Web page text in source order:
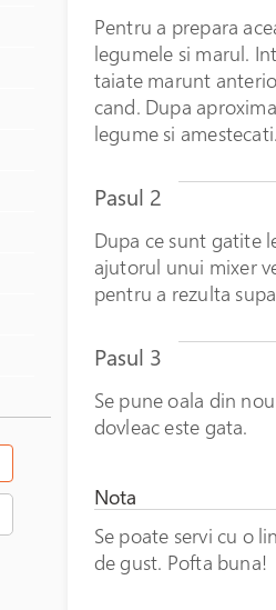
În stocPentru a prepara
legumele si marul.
taiate marunt
cand. Dupa
legume si
Pasul 2
Dupa ce sunt gatite
ajutorul unui mixer
pentru a rezulta
Pasul 3
Se pune oala din
dovleac este gata.
Nota
Se poate servi cu o
de gust. Pofta buna!